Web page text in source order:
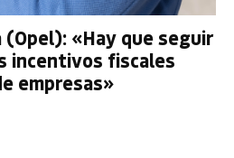
«Hay que seguir
incentivos fiscales
empresas»